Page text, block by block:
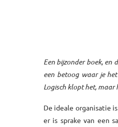
Een bijzonder boek, en
een betoog waar je
Logisch klopt het, maar
De ideale organisatie
er is sprake van een